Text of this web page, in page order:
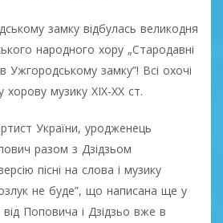
замку відбулась великодня
народного хору „Стародавні
Ужгородському замку”! Всі охочі
хорову музику ХІХ-ХХ ст.
України, уродженець
разом з Дзідзьом
пісні на слова і музику
не буде”, що написана ще у
від Поповича і Дзідзьо вже в